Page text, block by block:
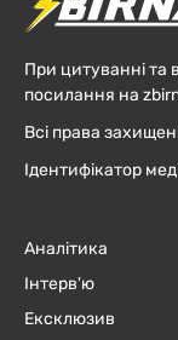
При цитуванні та
посилання на
Всі права
Ідентифікатор
Аналітика
Інтерв'ю
Ексклюзив